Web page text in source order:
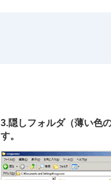
3.隠しフォルダ（薄い色
す。